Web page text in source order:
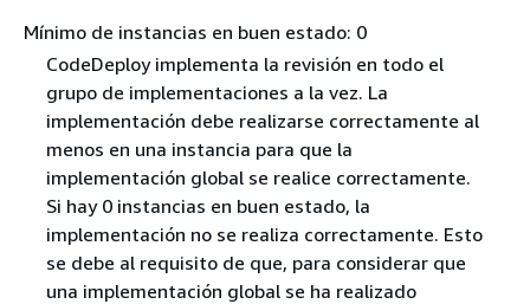
Mínimo de instancias en buen estado: 0
CodeDeploy implementa la revisión en todo el
grupo de implementaciones a la vez. La
implementación debe realizarse correctamente al
menos en una instancia para que la
implementación global se realice correctamente.
Si hay 0 instancias en buen estado, la
implementación no se realiza correctamente. Esto
se debe al requisito de que, para considerar que
una implementación global se ha realizado